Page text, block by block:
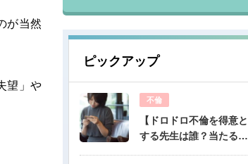
が当然
望」や
ピックアップ
不倫
【ドロドロ不倫を得意と
する先生は誰？当たる電